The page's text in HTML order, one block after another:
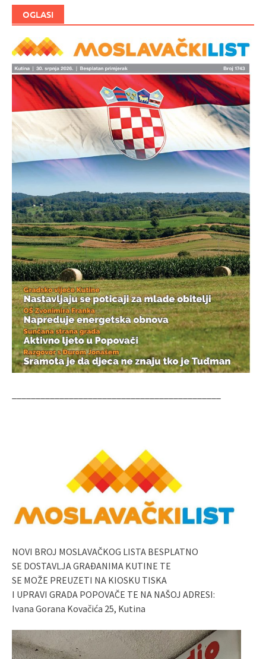
OGLASI
NOVI BROJ MOSLAVAČKOG LISTA BESPLATNO
SE DOSTAVLJA GRAĐANIMA KUTINE TE
SE MOŽE PREUZETI NA KIOSKU TISKA
I UPRAVI GRADA POPOVAČE TE NA NAŠOJ ADRESI:
Ivana Gorana Kovačića 25, Kutina